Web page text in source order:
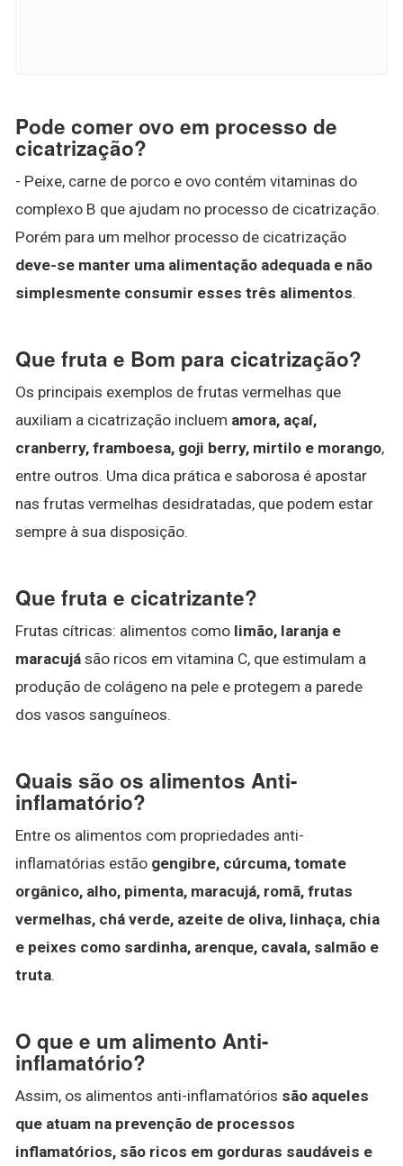
Pode comer ovo em processo de
cicatrização?
- Peixe, carne de porco e ovo contém vitaminas do
complexo B que ajudam no processo de cicatrização.
Porém para um melhor processo de cicatrização
deve-se manter uma alimentação adequada e não
simplesmente consumir esses três alimentos.
Que fruta e Bom para cicatrização?
Os principais exemplos de frutas vermelhas que
auxiliam a cicatrização incluem amora, açaí,
cranberry, framboesa, goji berry, mirtilo e morango,
entre outros. Uma dica prática e saborosa é apostar
nas frutas vermelhas desidratadas, que podem estar
sempre à sua disposição.
Que fruta e cicatrizante?
Frutas cítricas: alimentos como limão, laranja e
maracujá são ricos em vitamina C, que estimulam a
produção de colágeno na pele e protegem a parede
dos vasos sanguíneos.
Quais são os alimentos Anti-
inflamatório?
Entre os alimentos com propriedades anti-
inflamatórias estão gengibre, cúrcuma, tomate
orgânico, alho, pimenta, maracujá, romã, frutas
vermelhas, chá verde, azeite de oliva, linhaça, chia
e peixes como sardinha, arenque, cavala, salmão e
truta.
O que e um alimento Anti-
inflamatório?
Assim, os alimentos anti-inflamatórios são aqueles
que atuam na prevenção de processos
inflamatórios, são ricos em gorduras saudáveis e